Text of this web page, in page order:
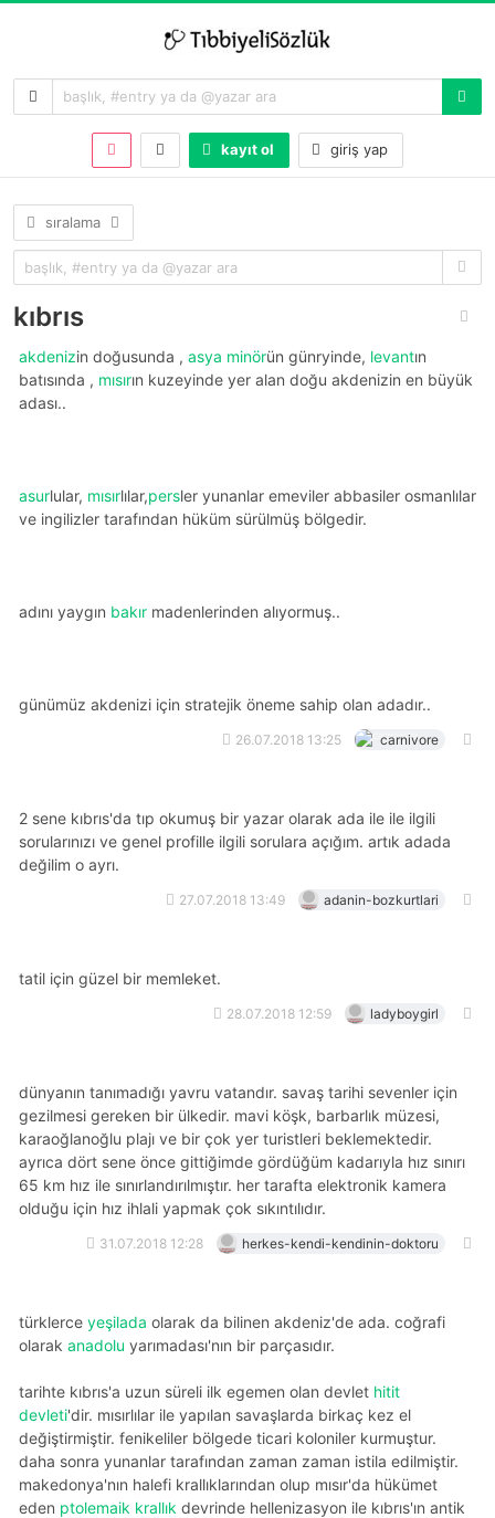
kayıt ol giriş yap
sıralama
kıbrıs
akdenizin doğusunda , asya minörün günryinde, levantın
batısında , mısırın kuzeyinde yer alan doğu akdenizin en büyük
adası..
asurlular, mısırlılar,persler yunanlar emeviler abbasiler osmanlılar
ve ingilizler tarafından hüküm sürülmüş bölgedir.
adını yaygın bakır madenlerinden alıyormuş..
günümüz akdenizi için stratejik öneme sahip olan adadır..
26.07.2018 13:25 carnivore
2 sene kıbrıs'da tıp okumuş bir yazar olarak ada ile ile ilgili
sorularınızı ve genel profille ilgili sorulara açığım. artık adada
değilim o ayrı.
27.07.2018 13:49 adanin-bozkurtlari
tatil için güzel bir memleket.
28.07.2018 12:59 ladyboygirl
dünyanın tanımadığı yavru vatandır. savaş tarihi sevenler için
gezilmesi gereken bir ülkedir. mavi köşk, barbarlık müzesi,
karaoğlanoğlu plajı ve bir çok yer turistleri beklemektedir.
ayrıca dört sene önce gittiğimde gördüğüm kadarıyla hız sınırı
65 km hız ile sınırlandırılmıştır. her tarafta elektronik kamera
olduğu için hız ihlali yapmak çok sıkıntılıdır.
31.07.2018 12:28 herkes-kendi-kendinin-doktoru
türklerce yeşilada olarak da bilinen akdeniz'de ada. coğrafi
olarak anadolu yarımadası'nın bir parçasıdır.
tarihte kıbrıs'a uzun süreli ilk egemen olan devlet hitit
devleti'dir. mısırlılar ile yapılan savaşlarda birkaç kez el
değiştirmiştir. fenikeliler bölgede ticari koloniler kurmuştur.
daha sonra yunanlar tarafından zaman zaman istila edilmiştir.
makedonya'nın halefi krallıklarından olup mısır'da hükümet
eden ptolemaik krallık devrinde hellenizasyon ile kıbrıs'ın antik